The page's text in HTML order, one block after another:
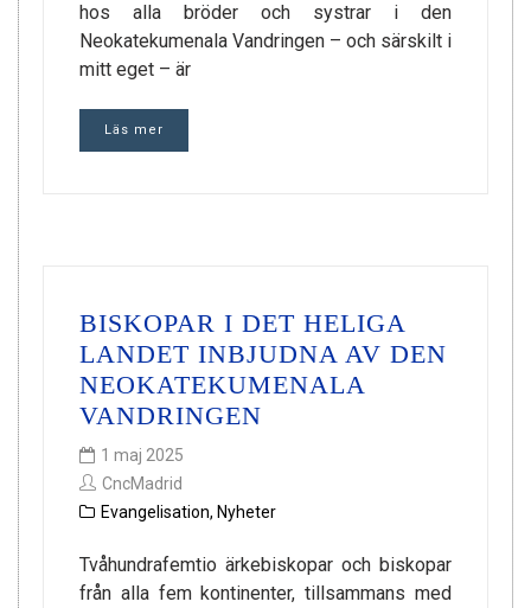
hos alla bröder och systrar i den
Neokatekumenala Vandringen – och särskilt i
mitt eget – är
Läs mer
BISKOPAR I DET HELIGA
LANDET INBJUDNA AV DEN
NEOKATEKUMENALA
VANDRINGEN
1 maj 2025
CncMadrid
Evangelisation, Nyheter
Tvåhundrafemtio ärkebiskopar och biskopar
från alla fem kontinenter, tillsammans med